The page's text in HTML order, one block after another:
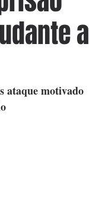
a
ataque motivado